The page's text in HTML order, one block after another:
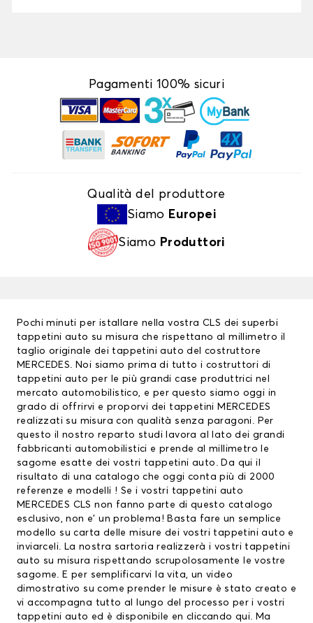
Pagamenti 100% sicuri
Qualità del produttore
Siamo Europei
Siamo Produttori
Pochi minuti per istallare nella vostra CLS dei superbi
tappetini auto su misura che rispettano al millimetro il
taglio originale dei tappetini auto del costruttore
MERCEDES. Noi siamo prima di tutto i costruttori di
tappetini auto per le più grandi case produttrici nel
mercato automobilistico, e per questo siamo oggi in
grado di offrirvi e proporvi dei tappetini MERCEDES
realizzati su misura con qualità senza paragoni. Per
questo il nostro reparto studi lavora al lato dei grandi
fabbricanti automobilistici e prende al millimetro le
sagome esatte dei vostri tappetini auto. Da qui il
risultato di una catalogo che oggi conta più di 2000
referenze e modelli ! Se i vostri tappetini auto
MERCEDES CLS non fanno parte di questo catalogo
esclusivo, non e’ un problema! Basta fare un semplice
modello su carta delle misure dei vostri tappetini auto e
inviarceli. La nostra sartoria realizzerà i vostri tappetini
auto su misura rispettando scrupolosamente le vostre
sagome. E per semplificarvi la vita, un video
dimostrativo su come prender le misure è stato creato e
vi accompagna tutto al lungo del processo per i vostri
tappetini auto ed è disponibile en cliccando qui. Ma